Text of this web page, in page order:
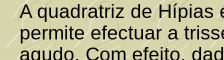
A quadratriz de Hípias
permite efectuar a
agudo. Com efeito,